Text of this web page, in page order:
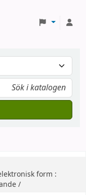
form :
/